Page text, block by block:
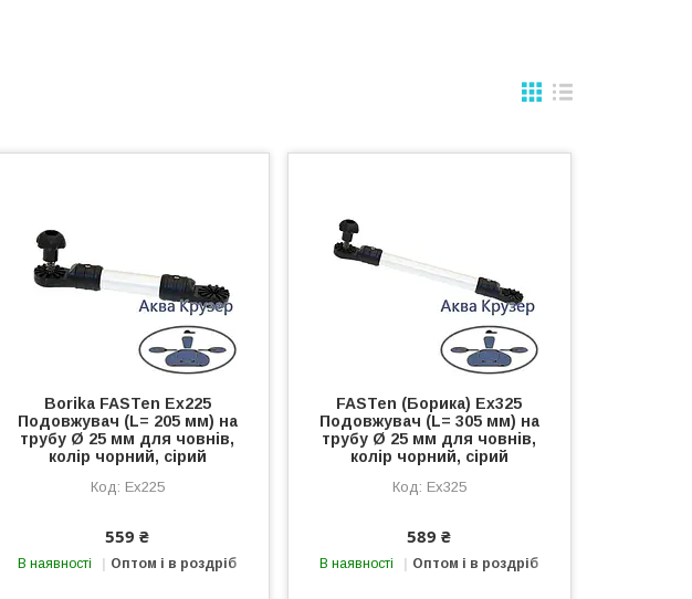
Borika FASTen Ex225
Подовжувач (L= 205 мм) на
трубу Ø 25 мм для човнів,
колір чорний, сірий
Ex225
559 ₴
В наявності Оптом і в роздріб
FASTen (Борика) Ex325
Подовжувач (L= 305 мм) на
трубу Ø 25 мм для човнів,
колір чорний, сірий
Ex325
589 ₴
В наявності Оптом і в роздріб